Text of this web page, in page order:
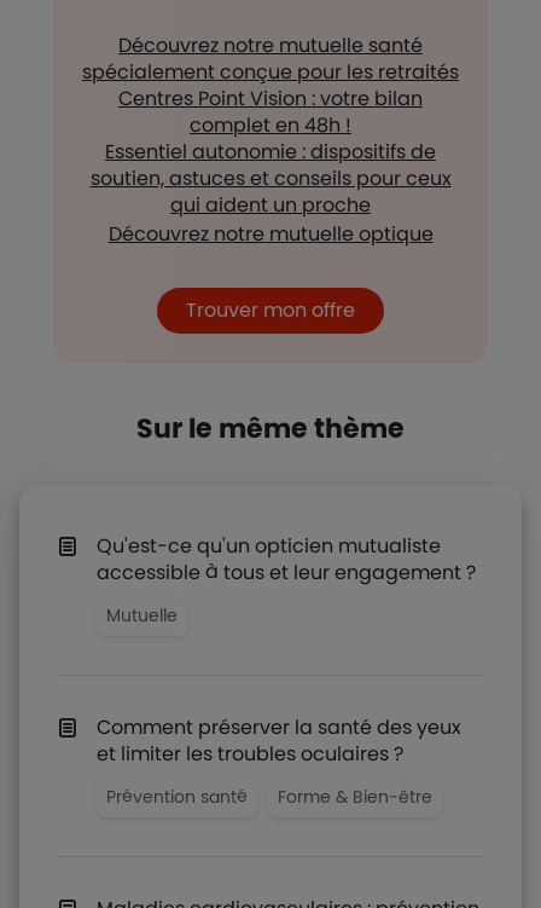
Découvrez notre mutuelle santé
spécialement conçue pour les retraités
Centres Point Vision : votre bilan
complet en 48h !
Essentiel autonomie : dispositifs de
soutien, astuces et conseils pour ceux
qui aident un proche
Découvrez notre mutuelle optique
Trouver mon offre
Sur le même thème
Qu'est-ce qu'un opticien mutualiste
accessible à tous et leur engagement ?
Mutuelle
Comment préserver la santé des yeux
et limiter les troubles oculaires ?
Prévention santé Forme & Bien-être